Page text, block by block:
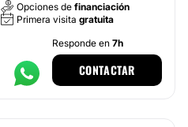
Opciones de financiación
Primera visita gratuita
Responde en 7h
CONTACTAR